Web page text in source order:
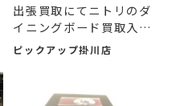
出張買取にてニトリのダ
イニングボード買取入荷
し...
ピックアップ掛川店